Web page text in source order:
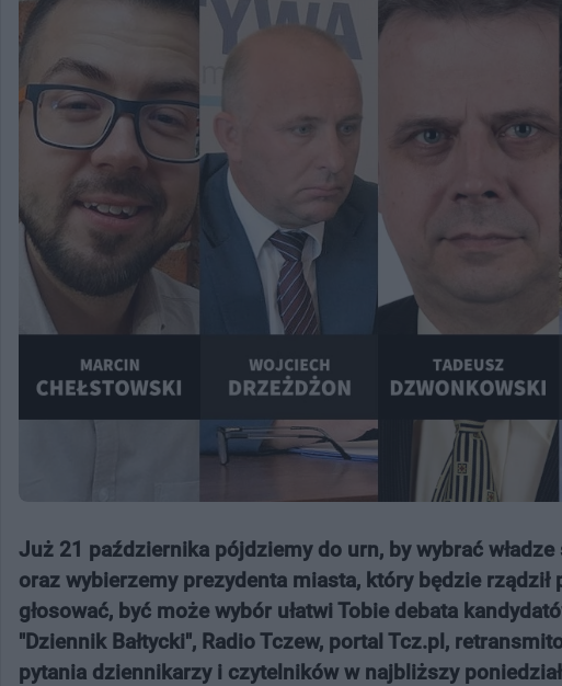
Już 21 października pójdziemy do urn, by wybrać
oraz wybierzemy prezydenta miasta, który będzie
głosować, być może wybór ułatwi Tobie debata
"Dziennik Bałtycki", Radio Tczew, portal Tcz.pl,
pytania dziennikarzy i czytelników w najbliższy